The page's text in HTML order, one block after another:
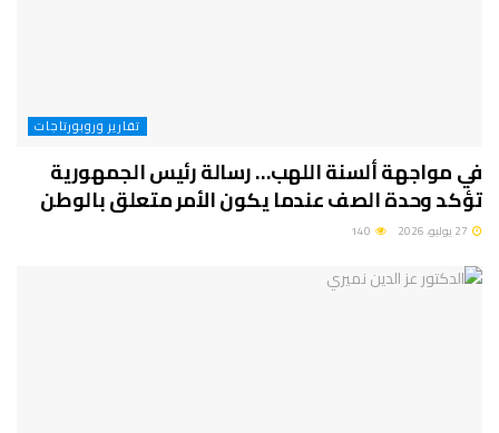
تقارير وروبورتاجات
في مواجهة ألسنة اللهب… رسالة رئيس الجمهورية
تؤكد وحدة الصف عندما يكون الأمر متعلق بالوطن